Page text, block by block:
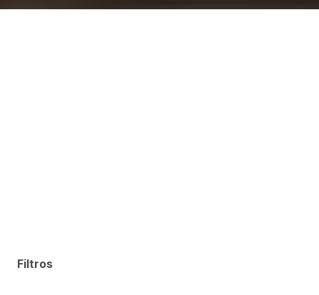
Filtros